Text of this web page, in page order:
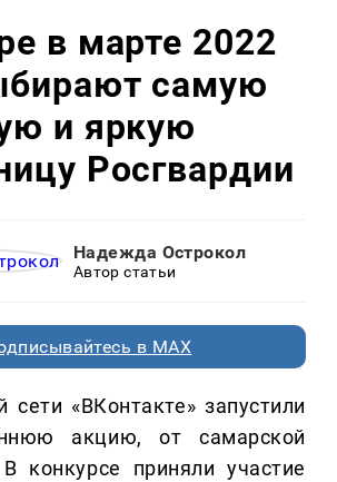
в марте 2022
самую
и яркую
Росгвардии
Надежда Острокол
Автор статьи
в MAX
сети «ВКонтакте» запустили
акцию, от самарской
конкурсе приняли участие